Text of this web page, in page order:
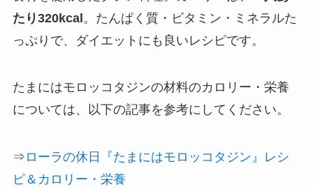
たり320kcal。たんぱく質・ビタミン・ミネラルた
っぷりで、ダイエットにも良いレシピです。
たまにはモロッコタジンの材料のカロリー・栄養
については、以下の記事を参考にしてください。
⇒ ローラの休日『たまにはモロッコタジン』レシ
ピ＆カロリー・栄養